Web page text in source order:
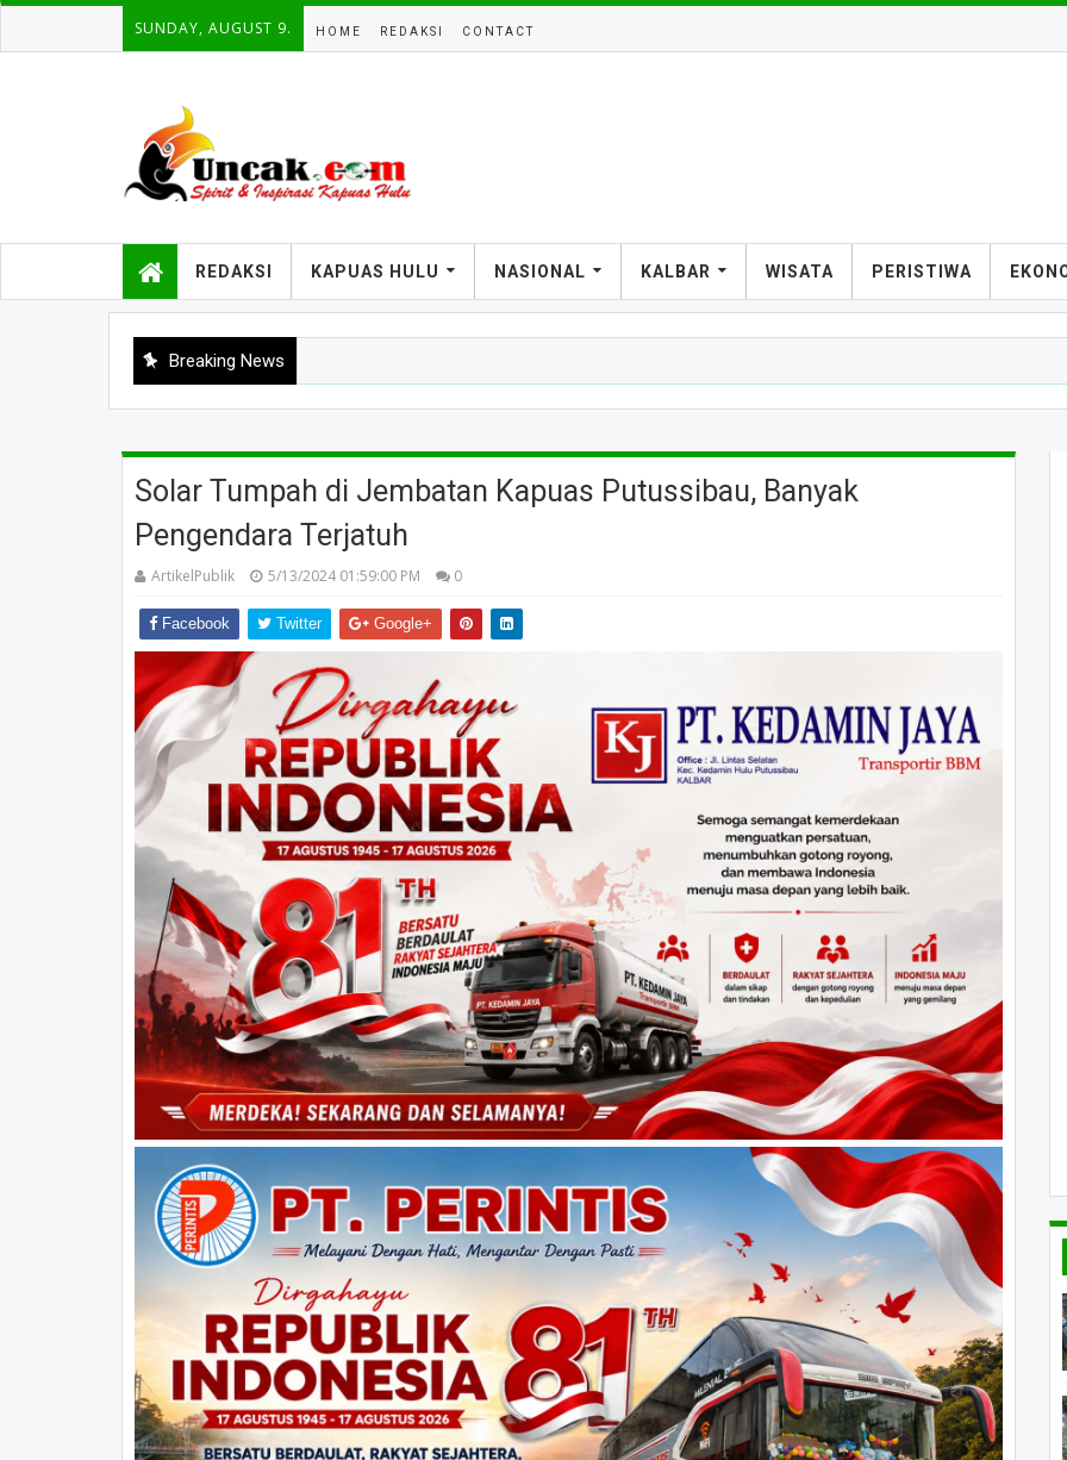
SUNDAY, AUGUST 9. HOME REDAKSI CONTACT
REDAKSI KAPUAS HULU NASIONAL KALBAR WISATA PERISTIWA
Breaking News
Solar Tumpah di Jembatan Kapuas Putussibau, Banyak
Pengendara Terjatuh
ArtikelPublik 5/13/2024 01:59:00 PM 0
Facebook Twitter Google+